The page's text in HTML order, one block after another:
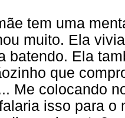
tem uma
muito. Ela
batendo. Ela
que
Me colocando
isso para o